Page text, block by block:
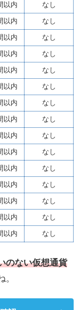
以内
なし
以内
なし
以内
なし
以内
なし
以内
なし
以内
なし
以内
なし
以内
なし
以内
なし
以内
なし
以内
なし
以内
なし
以内
なし
以内
なし
以内 なし
のない仮想通貨